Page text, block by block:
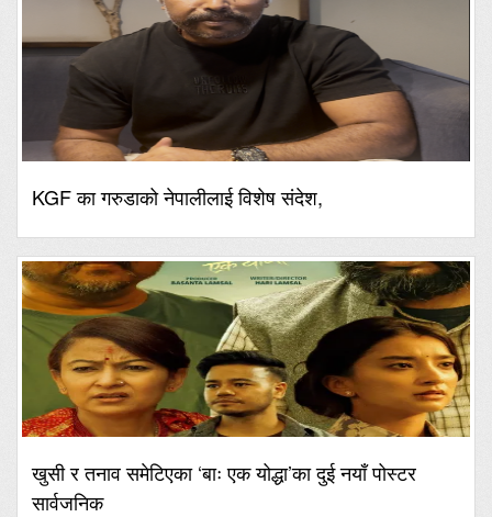
KGF का गरुडाको नेपालीलाई विशेष संदेश,
खुसी र तनाव समेटिएका ‘बाः एक योद्धा’का दुई नयाँ पोस्टर
सार्वजनिक